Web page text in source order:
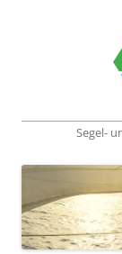
Segel-